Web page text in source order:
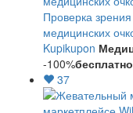
Проверка
медицинских
Kupikupon
-100%бесплатно
37